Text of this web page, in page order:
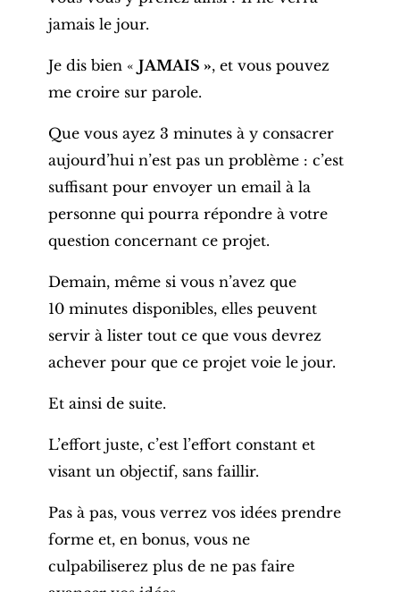
jamais le jour.
Je dis bien « JAMAIS », et vous pouvez
me croire sur parole.
Que vous ayez 3 minutes à y consacrer
aujourd’hui n’est pas un problème : c’est
suffisant pour envoyer un email à la
personne qui pourra répondre à votre
question concernant ce projet.
Demain, même si vous n’avez que
10 minutes disponibles, elles peuvent
servir à lister tout ce que vous devrez
achever pour que ce projet voie le jour.
Et ainsi de suite.
L’effort juste, c’est l’effort constant et
visant un objectif, sans faillir.
Pas à pas, vous verrez vos idées prendre
forme et, en bonus, vous ne
culpabiliserez plus de ne pas faire